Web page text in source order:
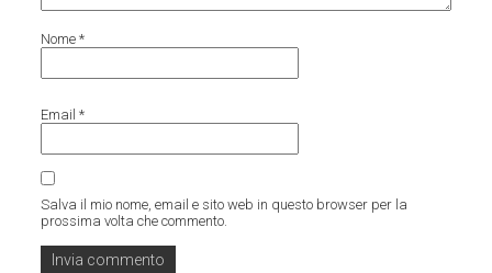
Nome*
Email*
Salva il mio nome, email e sito web in questo browser per la
prossima volta che commento.